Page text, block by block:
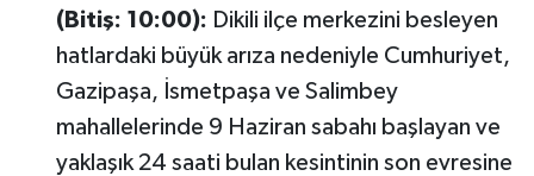
(Bitiş: 10:00): Dikili ilçe merkezini besleyen
hatlardaki büyük arıza nedeniyle Cumhuriyet,
Gazipaşa, İsmetpaşa ve Salimbey
mahallelerinde 9 Haziran sabahı başlayan ve
yaklaşık 24 saati bulan kesintinin son evresine